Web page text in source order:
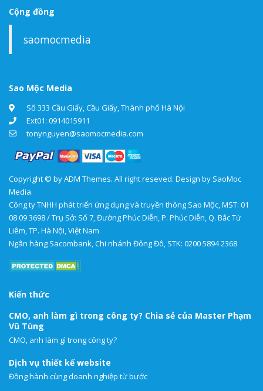
Cộng đồng
saomocmedia
Sao Mộc Media
Số 333 Cầu Giấy, Cầu Giấy, Thành phố Hà Nội
Ext01: 0914015911
tonynguyen@saomocmedia.com
Copyright © by ADM Themes. All right reseved. Design by SaoMoc
Media.
Công ty TNHH phát triển ứng dụng và truyền thông Sao Mộc, MST: 01
08 09 3698 / Trụ Sở: Số 7, Đường Phúc Diễn, P. Phúc Diễn, Q. Bắc Từ
Liêm, TP. Hà Nội, Việt Nam
Ngân hàng Sacombank, Chi nhánh Đông Đô, STK: 0200 5894 2368
Kiến thức
CMO, anh làm gì trong công ty? Chia sẻ của Master Phạm
Vũ Tùng
CMO, anh làm gì trong công ty?
Dịch vụ thiết kế website
Đồng hành cùng doanh nghiệp từ bước